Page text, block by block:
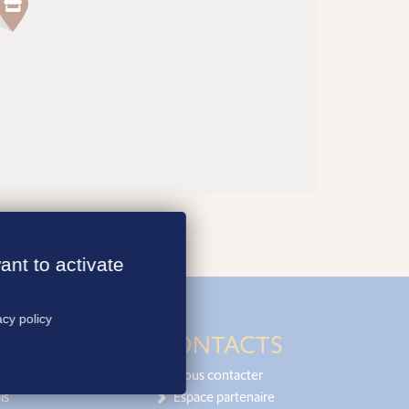
CONTACTS
Nous contacter
Espace partenaire
to activate
policy